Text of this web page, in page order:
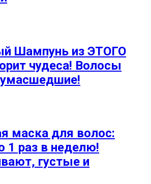
Шампунь из ЭТОГО
чудеса! Волосы
маска для волос:
1 раз в неделю!
густые и